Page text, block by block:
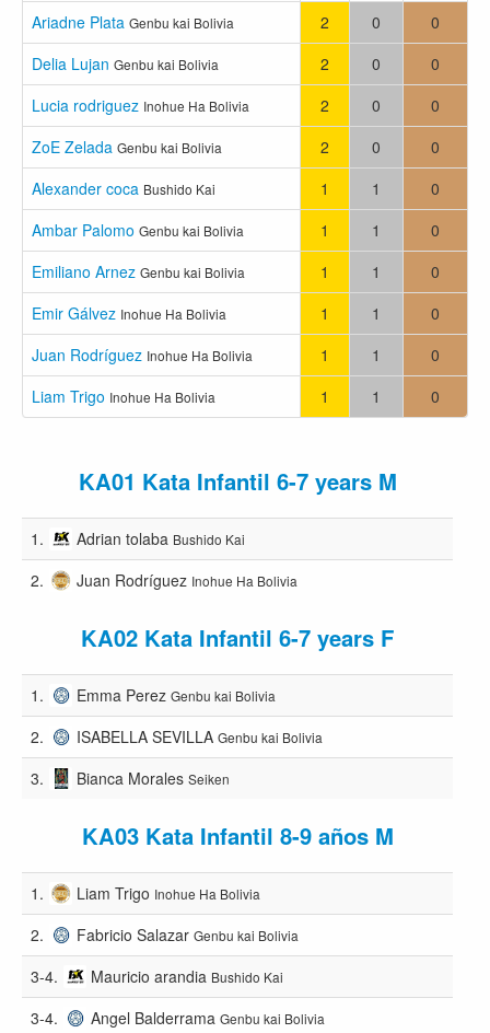
Ariadne Plata Genbu kai Bolivia 2 0
0
Delia Lujan Genbu kai Bolivia 2 0
0
Lucia rodriguez Inohue Ha Bolivia 2 0
0
ZoE Zelada Genbu kai Bolivia 2 0
0
Alexander coca Bushido Kai 1 1
0
Ambar Palomo Genbu kai Bolivia 1 1
0
Emiliano Arnez Genbu kai Bolivia 1 1
0
Emir Gálvez Inohue Ha Bolivia 1 1
0
Juan Rodríguez Inohue Ha Bolivia 1 1
0
Liam Trigo Inohue Ha Bolivia 1 1 0
KA01 Kata Infantil 6-7 years M
1. Adrian tolaba Bushido Kai
2. Juan Rodríguez Inohue Ha Bolivia
KA02 Kata Infantil 6-7 years F
1. Emma Perez Genbu kai Bolivia
2. ISABELLA SEVILLA Genbu kai Bolivia
3. Bianca Morales Seiken
KA03 Kata Infantil 8-9 años M
1. Liam Trigo Inohue Ha Bolivia
2. Fabricio Salazar Genbu kai Bolivia
3-4. Mauricio arandia Bushido Kai
3-4. Angel Balderrama Genbu kai Bolivia